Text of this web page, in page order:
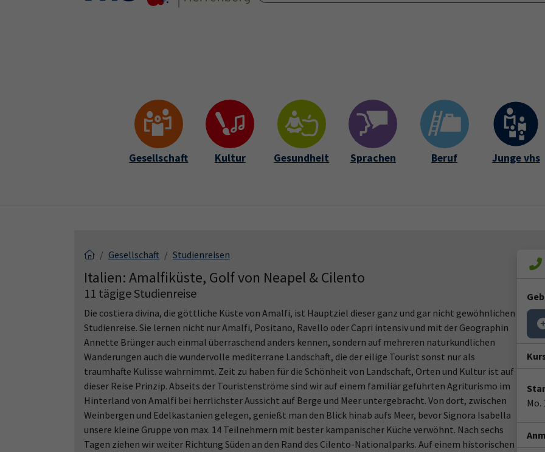
Gesellschaft Kultur Gesundheit Sprachen Beruf Junge vhs
Gesellschaft Studienreisen
Italien: Amalfiküste, Golf von Neapel & Cilento
11 tägige Studienreise
Die costiera divina, die göttliche Küste von Amalfi, ist Hauptziel dieser ganz und gar nicht gewöhnlichen
Studienreise. Sie lernen nicht nur Amalfi, Positano, Ravello oder Capri intensiv und mit der Geographin
Annette Brünger auch einmal überraschend anders kennen, sondern auf mehreren naturkundlichen
Wanderungen auch die wundervolle mediterrane Landschaft, die der eilige Tourist sonst nur als
traumhafte Kulisse wahrnimmt. Zeit zu haben für die Schönheit von Landschaft, Orten und Kultur ist auf
dieser Reise Prinzip. Abseits der Touristenströme sind wir auf einem familiär geführten Agriturismo im
Hinterland von Amalfi bei herrlichster Aussicht auf Berge und Meer untergebracht. Von dort, zwischen
Weinbergen und Edelkastanien gelegen, genießt man den Blick hinab aufs Meer, bevor Signora Isabella
unsere kleine Gruppe von max. 14 Teilnehmern mit bester kampanischer Küche verwöhnt. Nach sechs
Tagen ziehen wir weiter Richtung Süden an den Rand des Cilento-Nationalparks. Auf einem historischen
Mo.